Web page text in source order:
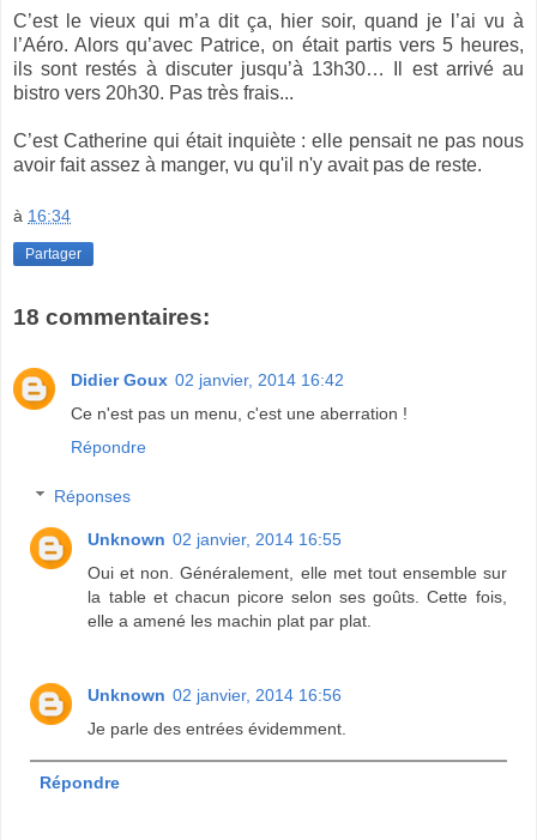
C’est le vieux qui m’a dit ça, hier soir, quand je l’ai vu à
l’Aéro. Alors qu’avec Patrice, on était partis vers 5 heures,
ils sont restés à discuter jusqu’à 13h30… Il est arrivé au
bistro vers 20h30. Pas très frais...
C’est Catherine qui était inquiète : elle pensait ne pas nous
avoir fait assez à manger, vu qu'il n'y avait pas de reste.
à 16:34
Partager
18 commentaires:
Didier Goux 02 janvier, 2014 16:42
Ce n'est pas un menu, c'est une aberration !
Répondre
Réponses
Unknown 02 janvier, 2014 16:55
Oui et non. Généralement, elle met tout ensemble sur
la table et chacun picore selon ses goûts. Cette fois,
elle a amené les machin plat par plat.
Unknown 02 janvier, 2014 16:56
Je parle des entrées évidemment.
Répondre